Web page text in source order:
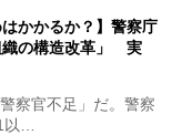
かかるか？】警察庁
織の構造改革」 実
察官不足」だ。警察
…